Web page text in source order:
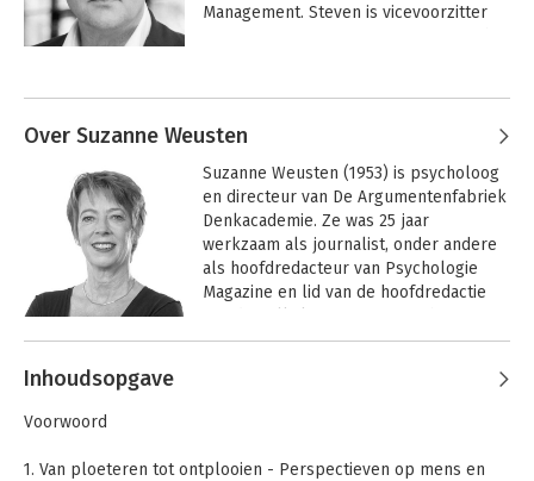
Management. Steven is vicevoorzitter
De irrationele
organisatie
Over Suzanne Weusten
Suzanne Weusten (1953) is psycholoog
en directeur van De Argumentenfabriek
Denkacademie. Ze was 25 jaar
werkzaam als journalist, onder andere
als hoofdredacteur van Psychologie
Magazine en lid van de hoofdredactie
samen met Kees Kraaijeveld de
Andere boeken door Suzanne
Weusten
Inhoudsopgave
Voorwoord
1. Van ploeteren tot ontplooien - Perspectieven op mens en